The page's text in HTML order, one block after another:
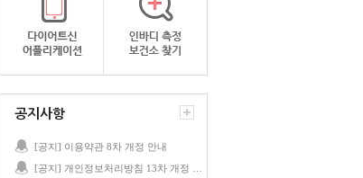
공지사항
[공지] 이용약관 8차 개정 안내